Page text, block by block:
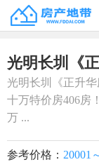
光明长圳《
光明长圳《正升
十万特价房406房
万 ...
参考价格： 20001